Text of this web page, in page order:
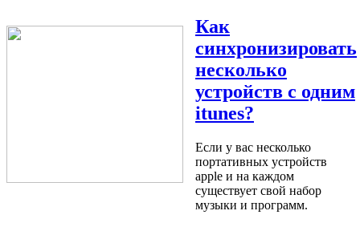
Как
синхронизировать
несколько
устройств с одним
itunes?
Если у вас несколько
портативных устройств
apple и на каждом
существует свой набор
музыки и программ.